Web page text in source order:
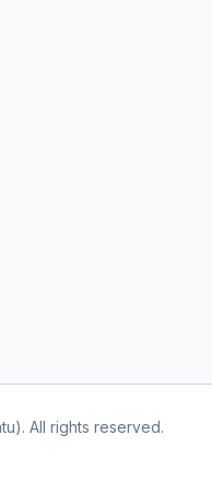
All rights reserved.